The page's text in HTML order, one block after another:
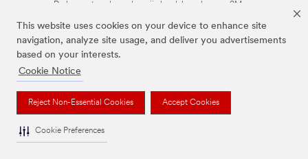
This website uses cookies on your device to enhance site
navigation, analyze site usage, and deliver you advertisements
based on your interests.
Cookie Notice
Reject Non-Essential Cookies Accept Cookies
Cookie Preferences
De bovenstaande merken zijn handelsmerken van 3M.we